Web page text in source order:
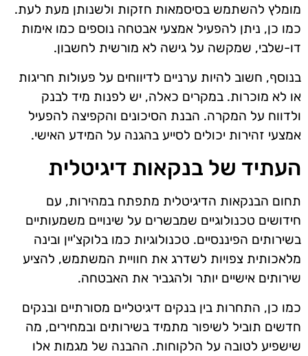
מומלץ להשתמש בסיסמאות חזקות ולשנותן מעת לעת.
כמו כן, ניתן להפעיל אמצעי אבטחה נוספים כמו אימות
דו-שלבי, שמקשה על גישה לא מורשית לחשבון.
בנוסף, חשוב להיות ערניים לדיווחים על פעולות חריגות
או לא מוכרות. במקרים כאלה, יש לפנות מיד לבנק
ולדווח על המקרה. הבנת הסיכונים והקפיצה להפעיל
אמצעי זהירות יכולים לסייע בהגנה על המידע האישי.
העתיד של בנקאות דיגיטלית
תחום הבנקאות הדיגיטלית מתפתח במהירות, עם
חידושים טכנולוגיים שמבשרים על שינויים משמעותיים
בשירותים הפיננסיים. טכנולוגיות כמו בלוקצ'יין ובינה
מלאכותית צפויות לשדרג את חוויית המשתמש, להציע
שירותים אישיים יותר ולהגביר את האבטחה.
כמו כן, התחרות בין בנקים דיגיטליים מסורתיים ובנקים
חדשים תוביל לשיפור מתמיד בשירותים ובמחירים, מה
שישפיע לטובה על הלקוחות. ההבנה של מגמות אלו